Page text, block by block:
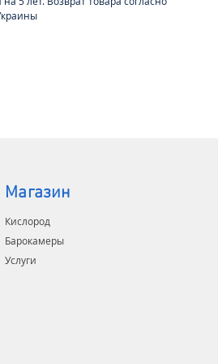
Магазин
Кислород
Барокамеры
Услуги